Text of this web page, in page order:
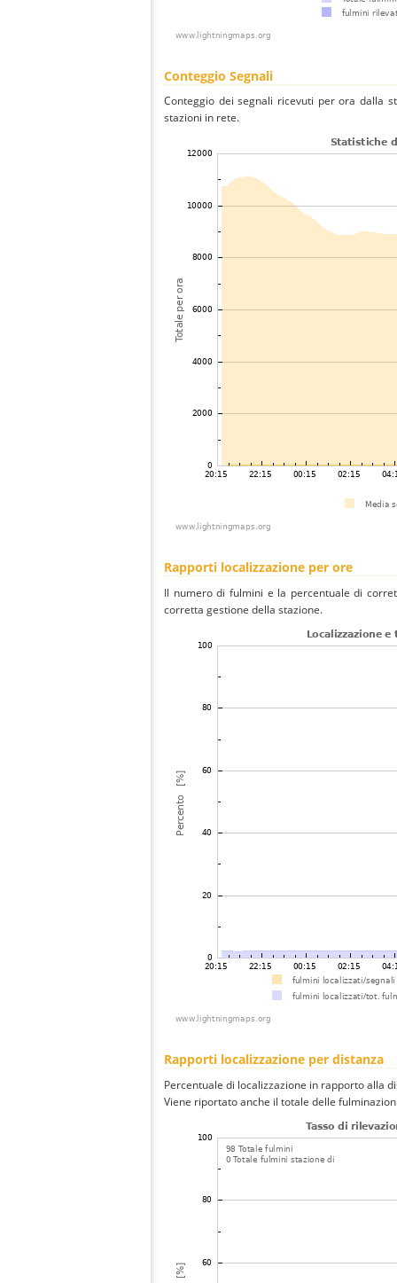
Conteggio Segnali
Conteggio dei segnali ricevuti per ora dalla
stazioni in rete.
Rapporti localizzazione per ore
Il numero di fulmini e la percentuale di
corretta gestione della stazione.
Rapporti localizzazione per distanza
Percentuale di localizzazione in rapporto alla
Viene riportato anche il totale delle